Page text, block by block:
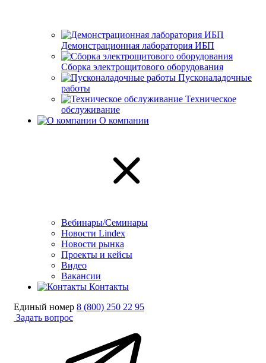
Демонстрационная лаборатория ИБП
Сборка электрощитового оборудования
Пусконаладочные
работы
Техническое
обслуживание
О компании
Вебинары/Семинары
Новости Lindex
Новости рынка
Проекты и кейсы
Видео
Вакансии
Контакты
Единый номер 8 (800) 250 22 95
Задать вопрос